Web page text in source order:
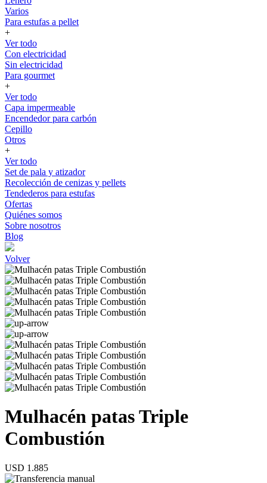
Varios
Para estufas a pellet
+
Ver todo
Con electricidad
Sin electricidad
Para gourmet
+
Ver todo
Capa impermeable
Encendedor para carbón
Cepillo
Otros
+
Ver todo
Set de pala y atizador
Recolección de cenizas y pellets
Tendederos para estufas
Ofertas
Quiénes somos
Sobre nosotros
Blog
Volver
Mulhacén patas Triple
Combustión
USD 1.885